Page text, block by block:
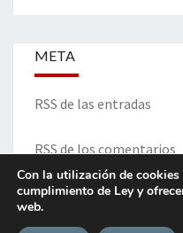
META
RSS de las entradas
RSS de los comentarios
Con la utilización de cookies
cumplimiento de Ley y
web.